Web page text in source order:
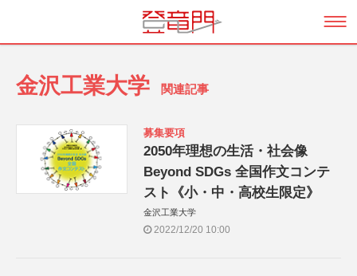
金沢工業大学 関連記事
募集要項
2050年理想の生活・社会像
Beyond SDGs 全国作文コンテ
スト《小・中・高校生限定》
金沢工業大学
2022/12/20 10:00